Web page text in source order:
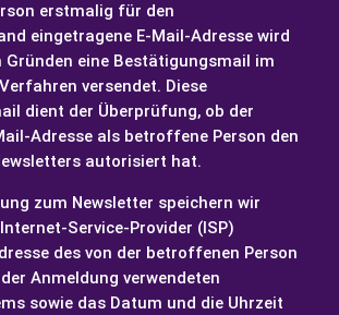
erstmalig für den
eingetragene E-Mail-Adresse wird
Gründen eine Bestätigungsmail im
versendet. Diese
dient der Überprüfung, ob der
Adresse als betroffene Person den
autorisiert hat.
zum Newsletter speichern wir
Service-Provider (ISP)
des von der betroffenen Person
Anmeldung verwendeten
sowie das Datum und die Uhrzeit